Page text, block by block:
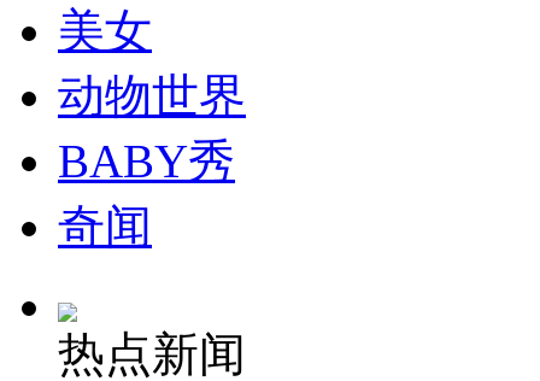
美女
动物世界
BABY秀
奇闻
热点新闻